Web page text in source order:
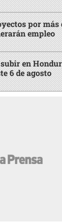
por más
empleo
en
6 de agosto